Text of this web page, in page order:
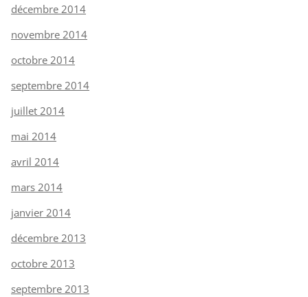
décembre 2014
novembre 2014
octobre 2014
septembre 2014
juillet 2014
mai 2014
avril 2014
mars 2014
janvier 2014
décembre 2013
octobre 2013
septembre 2013